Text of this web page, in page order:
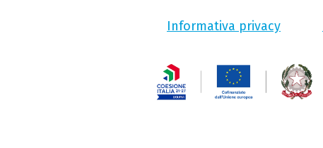
Informativa privacy